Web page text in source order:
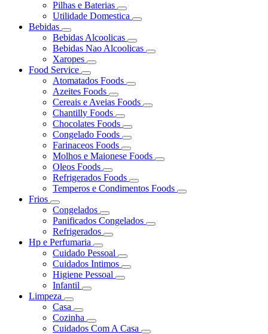
Pilhas e Baterias
Utilidade Domestica
Bebidas
Bebidas Alcoolicas
Bebidas Nao Alcoolicas
Xaropes
Food Service
Atomatados Foods
Azeites Foods
Cereais e Aveias Foods
Chantilly Foods
Chocolates Foods
Congelado Foods
Farinaceos Foods
Molhos e Maionese Foods
Oleos Foods
Refrigerados Foods
Temperos e Condimentos Foods
Frios
Congelados
Panificados Congelados
Refrigerados
Hp e Perfumaria
Cuidado Pessoal
Cuidados Intimos
Higiene Pessoal
Infantil
Limpeza
Casa
Cozinha
Cuidados Com A Casa